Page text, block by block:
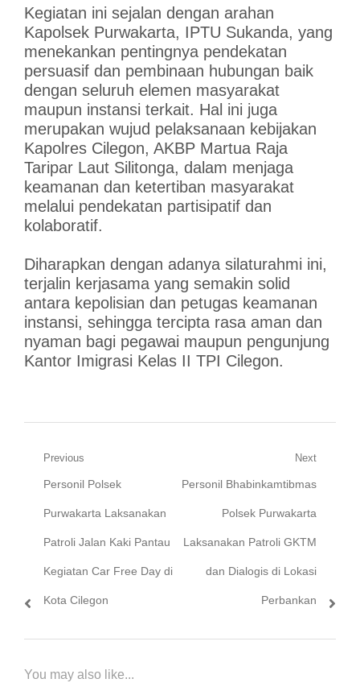
Kegiatan ini sejalan dengan arahan
Kapolsek Purwakarta, IPTU Sukanda, yang
menekankan pentingnya pendekatan
persuasif dan pembinaan hubungan baik
dengan seluruh elemen masyarakat
maupun instansi terkait. Hal ini juga
merupakan wujud pelaksanaan kebijakan
Kapolres Cilegon, AKBP Martua Raja
Taripar Laut Silitonga, dalam menjaga
keamanan dan ketertiban masyarakat
melalui pendekatan partisipatif dan
kolaboratif.
Diharapkan dengan adanya silaturahmi ini,
terjalin kerjasama yang semakin solid
antara kepolisian dan petugas keamanan
instansi, sehingga tercipta rasa aman dan
nyaman bagi pegawai maupun pengunjung
Kantor Imigrasi Kelas II TPI Cilegon.
Navigasi
pos
Previous
Previous
post:
Personil Polsek
Purwakarta Laksanakan
Patroli Jalan Kaki Pantau
Kegiatan Car Free Day di
Kota Cilegon
Next
Next
Personil Bhabinkamtibmas
Polsek Purwakarta
Laksanakan Patroli GKTM
dan Dialogis di Lokasi
Perbankan
You may also like...